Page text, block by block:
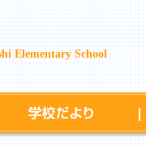
Elementary School
着情報